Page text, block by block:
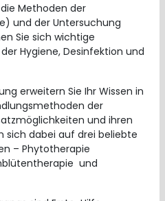
Methoden der
und der Untersuchung
Sie sich wichtige
Hygiene, Desinfektion und
erweitern Sie Ihr Wissen in
der
und ihren
sich dabei auf drei beliebte
– Phytotherapie
und